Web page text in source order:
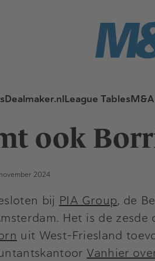
Dealmaker.nlLeague Tables
ook
2024
bij PIA Group, de
Het is de
uit West-Friesland
Vanhier